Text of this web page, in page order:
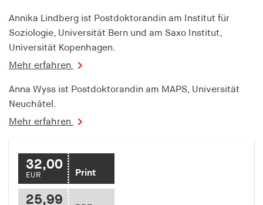
Annika Lindberg ist Postdoktorandin am Institut für
Soziologie, Universität Bern und am Saxo Institut,
Universität Kopenhagen.
Mehr erfahren
Anna Wyss ist Postdoktorandin am MAPS, Universität
Neuchâtel.
Mehr erfahren
32,00
EUR Print
25,99